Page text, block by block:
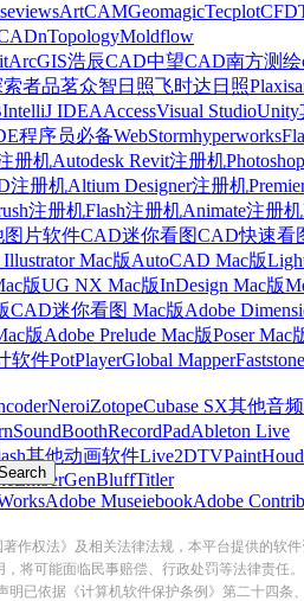
eviewsArtCAMGeomagicTecplotCFD
nTopologyMoldflow
ArcGIS浩辰CAD中望CAD南方测绘
索者品茗众智日照飞时达日照Plaxis
IntelliJ IDEAAccessVisual StudioUnity
程序员必备WebStormhyperworks
册机Autodesk Revit注册机
注册机Altium Designer注册机
注册机Flash注册机Animate注册机
图片软件CAD迷你看图CAD快速看
Mac版AutoCAD Mac版
版UG NX Mac版InDesign Mac版
CAD迷你看图 Mac版Adobe
版Adobe Prelude Mac版Poser Mac
软件PotPlayerGlobal Mapper
NeroiZotopeCubase SX其他音
SoundBoothRecordPadAbleton Live
其他动画软件Live2DTVPaint
EmberGenBluffTitler
Adobe MuseiebookAdobe
作权法》及相关法律法规，本平台提供的软
将可能面临民事赔偿、行政处罚等法律责
明已依据《计算机软件保护条例》第二十四